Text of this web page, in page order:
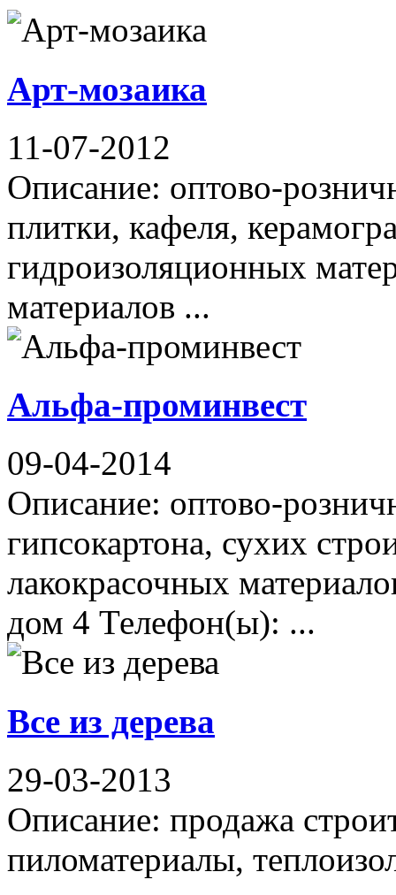
Арт-мозаика
11-07-2012
Описание: оптово-
плитки, кафеля,
гидроизоляционных
материалов ...
Альфа-проминвест
09-04-2014
Описание: оптово-
гипсокартона, сухих
лакокрасочных
дом 4 Телефон(ы): ...
Все из дерева
29-03-2013
Описание: продажа
пиломатериалы,